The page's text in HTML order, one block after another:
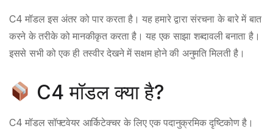
C4 मॉडल इस अंतर को पार करता है। यह हमारे द्वारा संरचना के बारे में बात
करने के तरीके को मानकीकृत करता है। यह एक साझा शब्दावली बनाता है।
इससे सभी को एक ही तस्वीर देखने में सक्षम होने की अनुमति मिलती है।
C4 मॉडल क्या है?
C4 मॉडल सॉफ्टवेयर आर्किटेक्चर के लिए एक पदानुक्रमिक दृष्टिकोण है।